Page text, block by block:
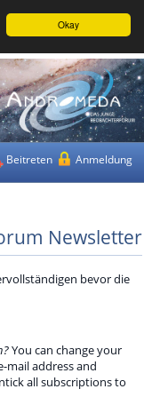
Okay
Beitreten Anmeldung
Newsletter
bevor die
You can change your
mail address and
all subscriptions to